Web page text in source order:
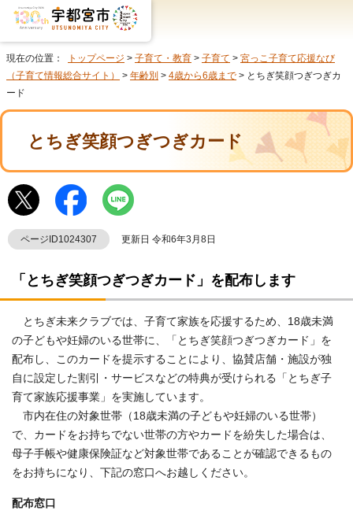
現在の位置： トップページ > 子育て・教育 > 子育て > 宮っこ子育て応援なび
（子育て情報総合サイト）
> 年齢別 > 4歳から6歳まで > とちぎ笑顔つぎつぎカ
ード
とちぎ笑顔つぎつぎカード
ページID1024307 更新日 令和6年3月8日
「とちぎ笑顔つぎつぎカード」を配布します
とちぎ未来クラブでは、子育て家族を応援するため、18歳未満
の子どもや妊婦のいる世帯に、「とちぎ笑顔つぎつぎカード」を
配布し、このカードを提示することにより、協賛店舗・施設が独
自に設定した割引・サービスなどの特典が受けられる「とちぎ子
育て家族応援事業」を実施しています。
市内在住の対象世帯（18歳未満の子どもや妊婦のいる世帯）
で、カードをお持ちでない世帯の方やカードを紛失した場合は、
母子手帳や健康保険証など対象世帯であることが確認できるもの
をお持ちになり、下記の窓口へお越しください。
配布窓口